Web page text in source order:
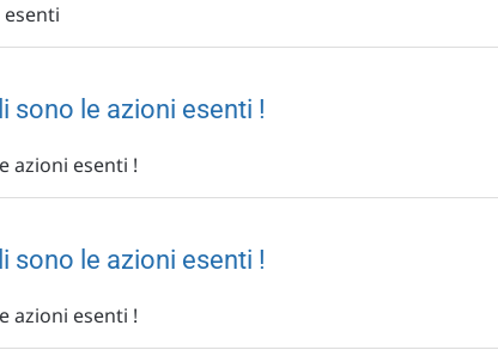
esenti
sono le azioni esenti !
azioni esenti !
sono le azioni esenti !
azioni esenti !